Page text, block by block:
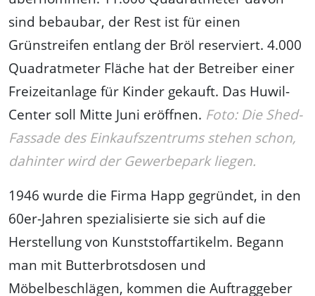
sind bebaubar, der Rest ist für einen
Grünstreifen entlang der Bröl reserviert. 4.000
Quadratmeter Fläche hat der Betreiber einer
Freizeitanlage für Kinder gekauft. Das Huwil-
Center soll Mitte Juni eröffnen. Foto: Die Shed-
Fassade des Einkaufszentrums stehen schon,
dahinter wird der Gewerbepark liegen.
1946 wurde die Firma Happ gegründet, in den
60er-Jahren spezialisierte sie sich auf die
Herstellung von Kunststoffartikelm. Begann
man mit Butterbrotsdosen und
Möbelbeschlägen, kommen die Auftraggeber